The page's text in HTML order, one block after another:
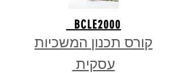
BCLE2000
קורס תכנון המשכיות
עסקית